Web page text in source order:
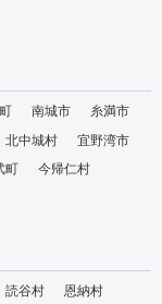
南城市
糸満市
北中城村
宜野湾市
町
今帰仁村
読谷村
恩納村